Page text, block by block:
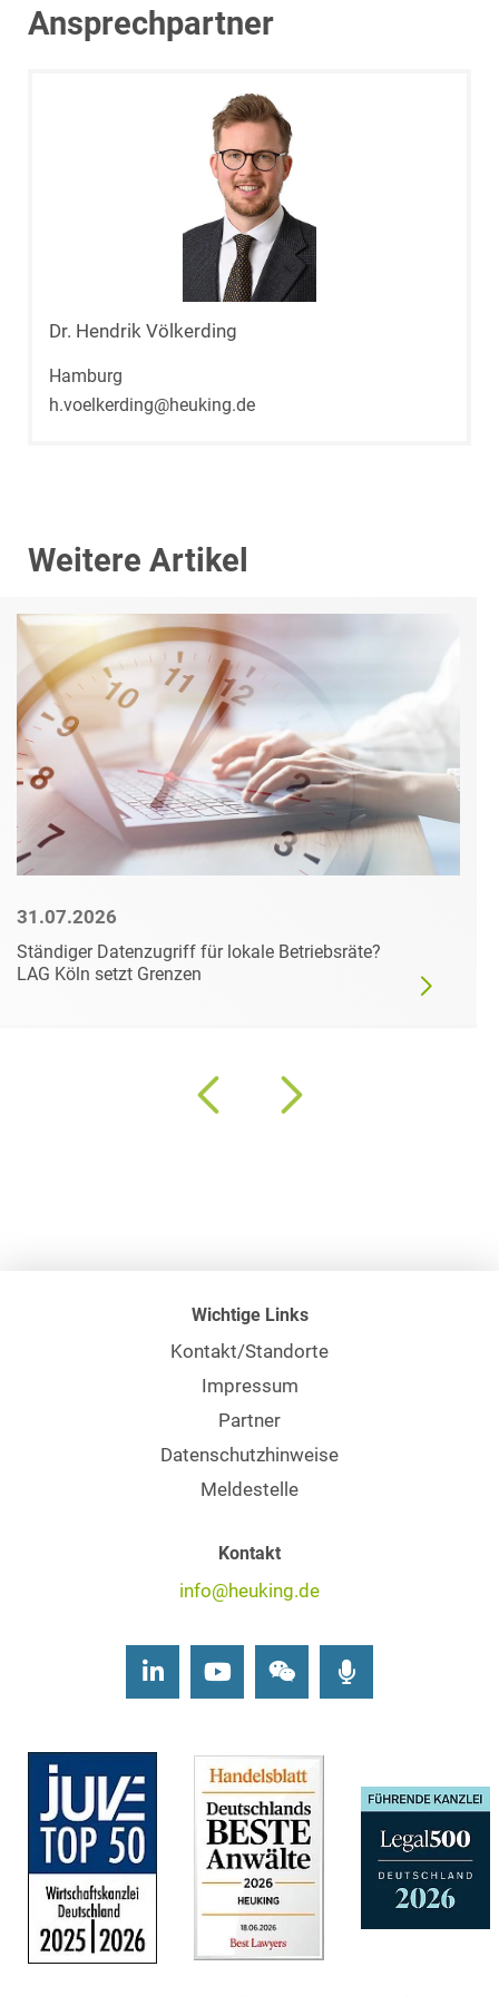
Ansprechpartner
Dr. Hendrik Völkerding
Hamburg
h.voelkerding@heuking.de
Weitere Artikel
31.07.2026
Ständiger Datenzugriff für lokale Betriebsräte?
LAG Köln setzt Grenzen
Wichtige Links
Kontakt/Standorte
Impressum
Partner
Datenschutzhinweise
Meldestelle
Kontakt
info@heuking.de
LinkedInYoutubeWechat